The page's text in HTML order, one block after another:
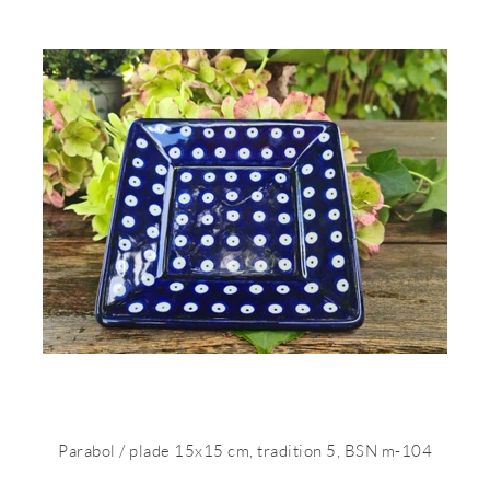
Parabol / plade 15x15 cm, tradition 5, BSN m-104